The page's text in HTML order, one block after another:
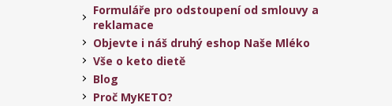
Formuláře pro odstoupení od smlouvy a
reklamace
Objevte i náš druhý eshop Naše Mléko
Vše o keto dietě
Blog
Proč MyKETO?